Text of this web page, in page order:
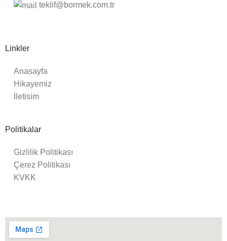
teklif@bormek.com.tr
Linkler
Anasayfa
Hikayemiz
İletisim
Politikalar
Gizlilik Politikası
Çerez Politikası
KVKK